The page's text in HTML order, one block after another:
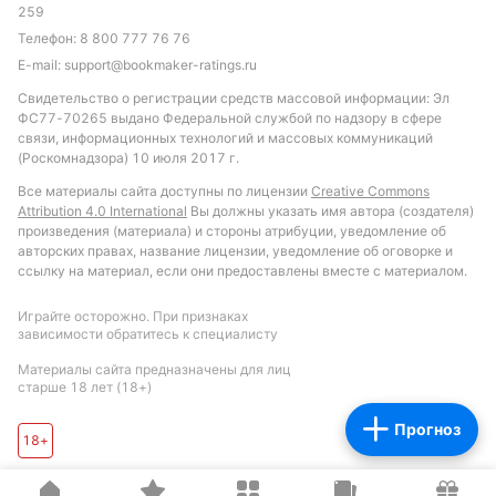
соперниками обе стороны находили путь к
воротам. Исходя из позиции в таблице и
последних результатов, ничейный исход или
минимальная победа Атлетико Насьональ выглядят
наиболее вероятными.
Обновлено:
Автор
Дмитрий Разумец
Подписаться
Прогноз
259
Телефон: 8 800 777 76 76
E-mail: support@bookmaker-ratings.ru
Свидетельство о регистрации средств массовой информации: Эл
ФС77-70265 выдано Федеральной службой по надзору в сфере
связи, информационных технологий и массовых коммуникаций
(Роскомнадзора) 10 июля 2017 г.
Все материалы сайта доступны по лицензии Creative Commons
Attribution 4.0 International Вы должны указать имя автора (создателя)
произведения (материала) и стороны атрибуции, уведомление об
авторских правах, название лицензии, уведомление об оговорке и
ссылку на материал, если они предоставлены вместе с материалом.
Играйте осторожно. При признаках
зависимости обратитесь к специалисту
Материалы сайта предназначены для лиц
старше 18 лет (18+)
18+